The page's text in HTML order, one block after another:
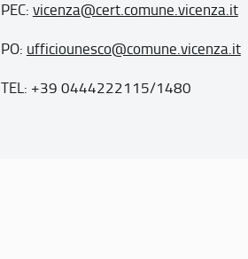
PEC: vicenza@cert.comune.vicenza.it
PO: ufficiounesco@comune.vicenza.it
TEL: +39 0444222115/1480